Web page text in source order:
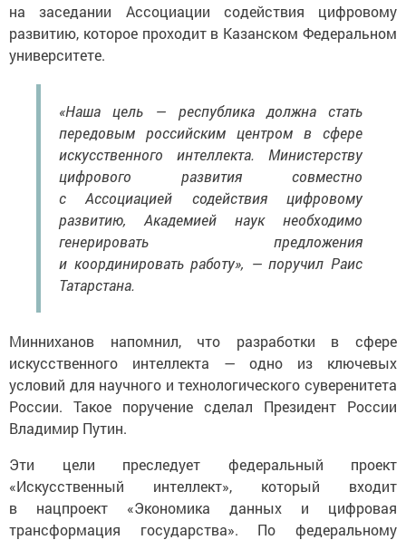
на заседании Ассоциации содействия цифровому
развитию, которое проходит в Казанском Федеральном
университете.
«Наша цель — республика должна стать
передовым российским центром в сфере
искусственного интеллекта. Министерству
цифрового развития совместно
с Ассоциацией содействия цифровому
развитию, Академией наук необходимо
генерировать предложения
и координировать работу», — поручил Раис
Татарстана.
Минниханов напомнил, что разработки в сфере
искусственного интеллекта — одно из ключевых
условий для научного и технологического суверенитета
России. Такое поручение сделал Президент России
Владимир Путин.
Эти цели преследует федеральный проект
«Искусственный интеллект», который входит
в нацпроект «Экономика данных и цифровая
трансформация государства». По федеральному